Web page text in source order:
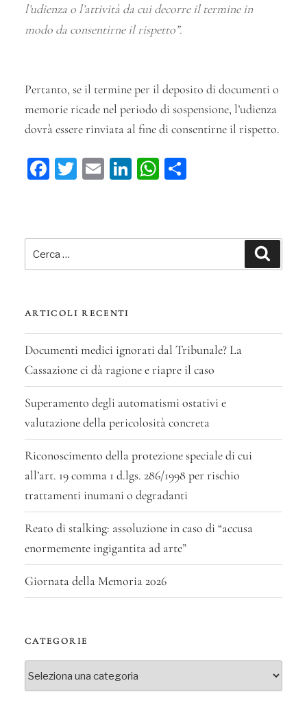
l’udienza o l’attività da cui decorre il termine in
modo da consentirne il rispetto”.
Pertanto, se il termine per il deposito di documenti o
memorie ricade nel periodo di sospensione, l’udienza
dovrà essere rinviata al fine di consentirne il rispetto.
Fa
ok
T
er
E
Li
dI
W
A vi
Cerca:
ARTICOLI RECENTI
Documenti medici ignorati dal Tribunale? La
Cassazione ci dà ragione e riapre il caso
Superamento degli automatismi ostativi e
valutazione della pericolosità concreta
Riconoscimento della protezione speciale di cui
all’art. 19 comma 1 d.lgs. 286/1998 per rischio
trattamenti inumani o degradanti
Reato di stalking: assoluzione in caso di “accusa
enormemente ingigantita ad arte”
Giornata della Memoria 2026
CATEGORIE
Categorie